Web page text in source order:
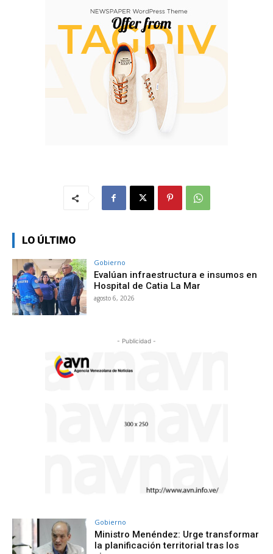
LO ÚLTIMO
Gobierno
Evalúan infraestructura e insumos en
Hospital de Catia La Mar
agosto 6, 2026
- Publicidad -
Gobierno
Ministro Menéndez: Urge transformar
la planificación territorial tras los